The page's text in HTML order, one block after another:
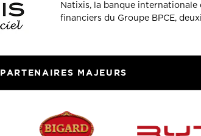
Natixis, la banque internationale
financiers du Groupe BPCE,
PARTENAIRES MAJEURS